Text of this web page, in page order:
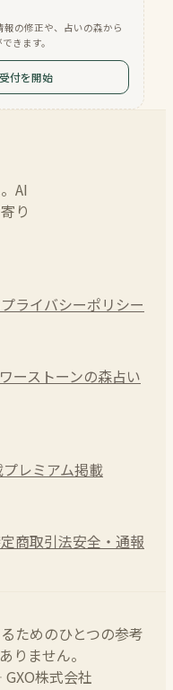
の修正や、占いの森から
きます。
付を開始
AI
り
プライバシーポリシー
ーストーンの森占い
プレミアム掲載
商取引法安全・通報
ためのひとつの参考
りません。
株式会社